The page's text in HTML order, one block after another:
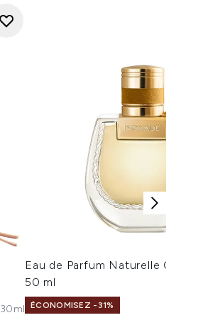
30ml
Eau de Parfum Naturelle Chloé
50 ml
ÉCONOMISEZ -31%